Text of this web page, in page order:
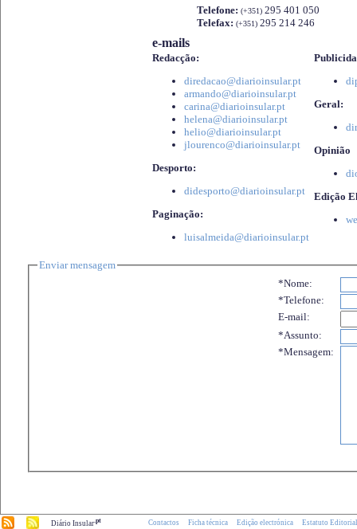
Telefone: (+351) 295 401 050
Telefax: (+351) 295 214 246
e-mails
Redacção:
diredacao@diarioinsular.pt
armando@diarioinsular.pt
carina@diarioinsular.pt
helena@diarioinsular.pt
helio@diarioinsular.pt
jlourenco@diarioinsular.pt
Desporto:
didesporto@diarioinsular.pt
Paginação:
luisalmeida@diarioinsular.pt
Geral:
Opinião
Edição
Enviar mensagem
*Nome:
*Telefone:
E-mail:
*Assunto:
*Mensagem:
Diário Insular.pt Contactos Ficha técnica Edição electrónica Estatuto Editorial